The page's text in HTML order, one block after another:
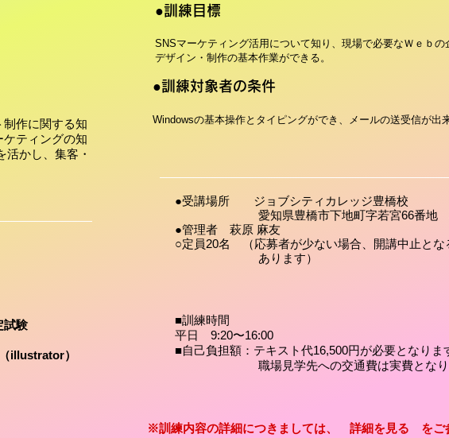
​●訓練目標
SNSマーケティング活用について知り、現場で必要なＷｅｂの
デザイン・制作の基本作業ができる。
作に関する知
ティングの知
かし、集客・
​●訓練対象者の条件
Windowsの基本操作とタイピングができ、メールの送受信が出
試験
illustrator）
●受講場所 ジョブシティカレッジ豊橋校
愛知県豊橋市下地町字若宮66番地
●管理者 萩原 麻友
​○定員20名 （応募者が少ない場合、開講中止とな
あります）
■訓練時間
​平日 9:20〜16:00
■自己負担額：テキスト代16,500円が必要となりま
職場見学先への交通費は実費となり
※訓練内容の詳細につきましては、 詳細を見る をご